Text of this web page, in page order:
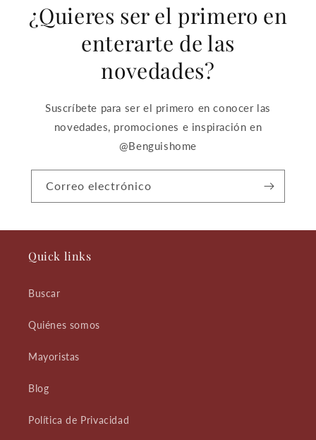
¿Quieres ser el primero en
enterarte de las
novedades?
Suscríbete para ser el primero en conocer las
novedades, promociones e inspiración en
@Benguishome
Correo electrónico
Quick links
Buscar
Quiénes somos
Mayoristas
Blog
Política de Privacidad